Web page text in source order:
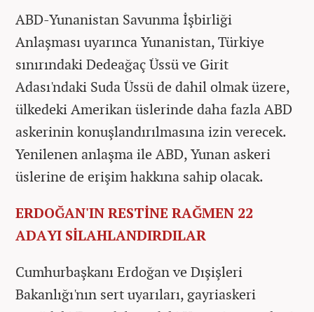
ABD-Yunanistan Savunma İşbirliği
Anlaşması uyarınca Yunanistan, Türkiye
sınırındaki Dedeağaç Üssü ve Girit
Adası'ndaki Suda Üssü de dahil olmak üzere,
ülkedeki Amerikan üslerinde daha fazla ABD
askerinin konuşlandırılmasına izin verecek.
Yenilenen anlaşma ile ABD, Yunan askeri
üslerine de erişim hakkına sahip olacak.
ERDOĞAN'IN RESTİNE RAĞMEN 22
ADAYI SİLAHLANDIRDILAR
Cumhurbaşkanı Erdoğan ve Dışişleri
Bakanlığı'nın sert uyarıları, gayriaskeri